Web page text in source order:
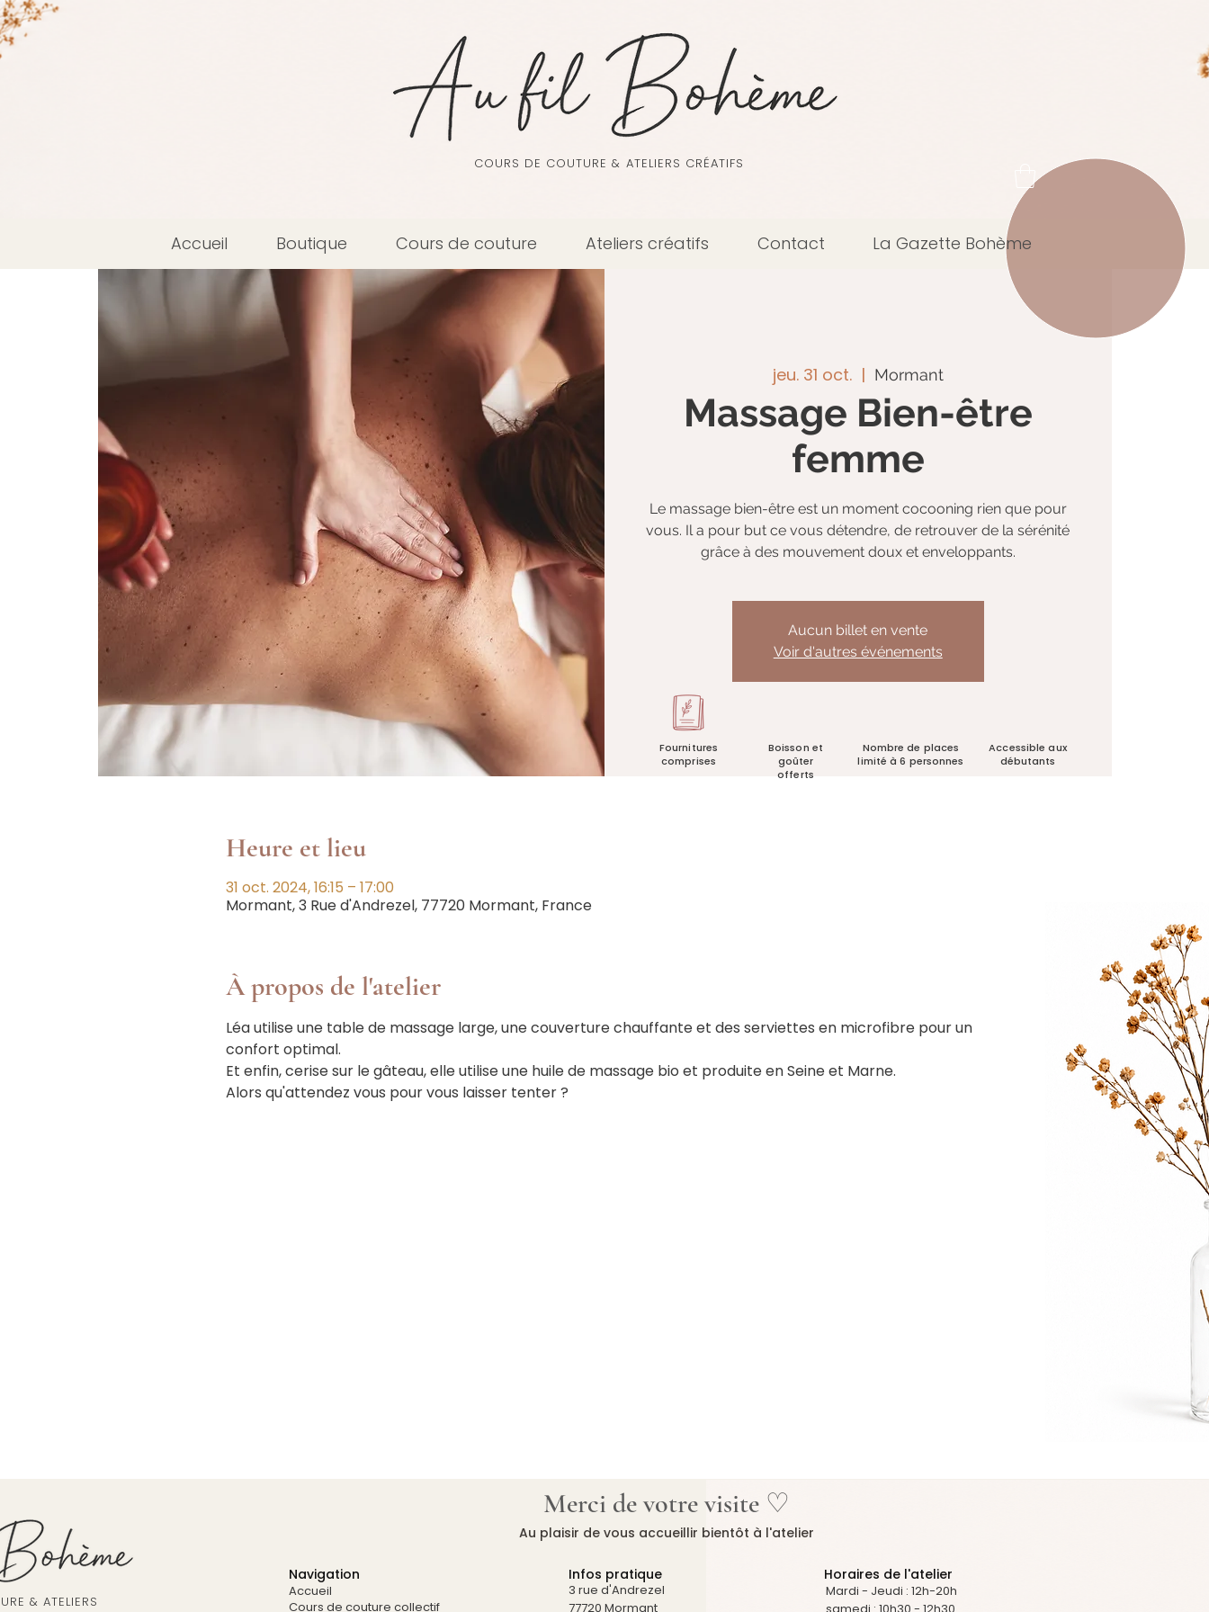
COURS DE COUTURE & ATELIERS CRÉATIFS
Accueil Boutique Cours de couture Ateliers créatifs Contact La Gazette Bohème
jeu. 31 oct.
  |
Mormant
Massage Bien-être
femme
Le massage bien-être est un moment cocooning rien que pour
vous. Il a pour but ce vous détendre, de retrouver de la sérénité
grâce à des mouvement doux et enveloppants.
Aucun billet en vente
Voir d'autres événements
Heure et lieu
31 oct. 2024, 16:15 – 17:00
Mormant, 3 Rue d'Andrezel, 77720 Mormant, France
À propos de l'atelier
Léa utilise une table de massage large, une couverture chauffante et des serviettes en microfibre pour un
confort optimal.
Et enfin, cerise sur le gâteau, elle utilise une huile de massage bio et produite en Seine et Marne.
Alors qu'attendez vous pour vous laisser tenter ?
Fournitures
comprises
Boisson et
goûter
offerts
Nombre de places
limité à 6 personnes
Accessible aux
débutants
& ATELIERS
Merci de votre visite ♡
Au plaisir de vous accueillir bientôt à l'atelier
Navigation
Accueil
Cours de couture collectif
Infos pratique
3 rue d'Andrezel
77720 Mormant
Horaires de l'atelier
Mardi - Jeudi : 12h-20h